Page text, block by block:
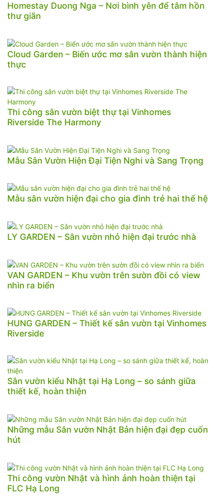
Homestay Duong Nga – Nơi bình yên để tâm hồn
thư giãn
Cloud Garden – Biến ước mơ sân vườn thành hiện
thực
Thi công sân vườn biệt thự tại Vinhomes
Riverside The Harmony
Mẫu Sân Vườn Hiện Đại Tiện Nghi và Sang Trọng
Mẫu sân vườn hiện đại cho gia đình trẻ hai thế hệ
LY GARDEN – Sân vườn nhỏ hiện đại trước nhà
VAN GARDEN – Khu vườn trên sườn đồi có view
nhìn ra biển
HUNG GARDEN – Thiết kế sân vườn tại Vinhomes
Riverside
Sân vườn kiểu Nhật tại Hạ Long – so sánh giữa
thiết kế, hoàn thiện
Những mẫu Sân vườn Nhật Bản hiện đại đẹp cuốn
hút
Thi công vườn Nhật và hình ảnh hoàn thiện tại
FLC Hạ Long